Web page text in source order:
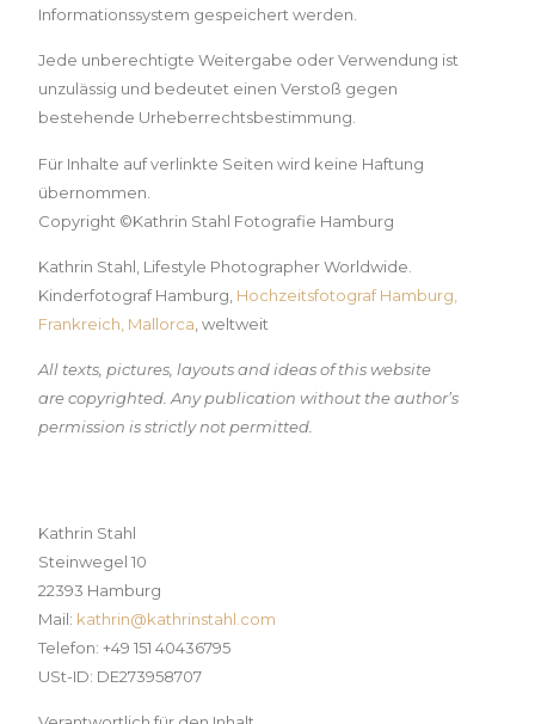
Informationssystem gespeichert werden.
Jede unberechtigte Weitergabe oder Verwendung ist
unzulässig und bedeutet einen Verstoß gegen
bestehende Urheberrechtsbestimmung.
Für Inhalte auf verlinkte Seiten wird keine Haftung
übernommen.
Copyright ©Kathrin Stahl Fotografie Hamburg
Kathrin Stahl, Lifestyle Photographer Worldwide.
Kinderfotograf Hamburg, Hochzeitsfotograf Hamburg,
Frankreich, Mallorca , weltweit
All texts, pictures, layouts and ideas of this website
are copyrighted. Any publication without the author’s
permission is strictly not permitted.
Kathrin Stahl
Steinwegel 10
22393 Hamburg
Mail: kathrin@kathrinstahl.com
Telefon: +49 151 40436795
USt-ID: DE273958707